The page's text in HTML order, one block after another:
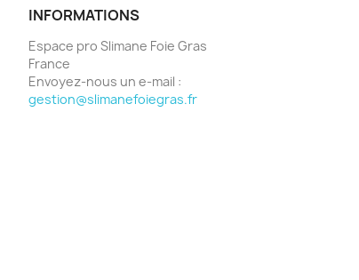
INFORMATIONS
Espace pro Slimane Foie Gras
France
Envoyez-nous un e-mail :
gestion@slimanefoiegras.fr